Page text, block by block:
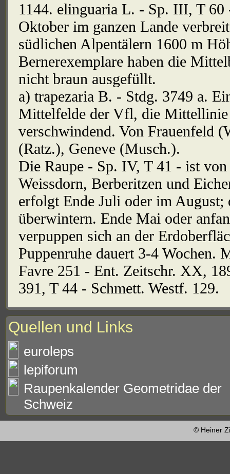
1144. elinguaria L. - Sp. III, T
Oktober im ganzen Lande
südlichen Alpentälern 1600 m
Bernerexemplare haben die
nicht braun ausgefüllt.
a) trapezaria B. - Stdg. 3749 a.
Mittelfelde der Vfl, die
verschwindend. Von Frauenfeld
(Ratz.), Geneve (Musch.).
Die Raupe - Sp. IV, T 41 - ist
Weissdorn, Berberitzen und
erfolgt Ende Juli oder im August;
überwintern. Ende Mai oder
verpuppen sich an der
Puppenruhe dauert 3-4
Favre 251 - Ent. Zeitschr. XX,
391, T 44 - Schmett. Westf. 129.
Quellen und Links
euroleps
lepiforum
Raupenkalender Geometridae der
Schweiz
© Heiner